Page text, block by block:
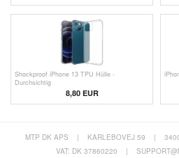
Shockproof iPhone 13 TPU Hülle -
Durchsichtig
8,80 EUR
MTP DK APS | KARLEBOVEJ 59 |
VAT: DK 37860220
|